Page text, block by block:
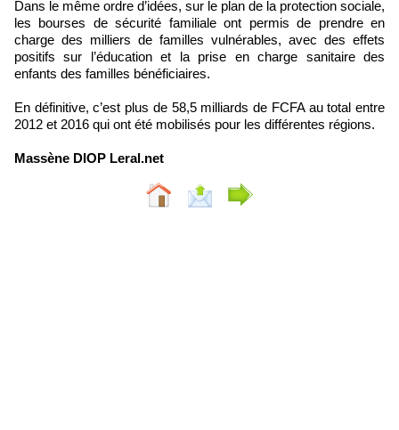
Dans le même ordre d’idées, sur le plan de la protection sociale,
les bourses de sécurité familiale ont permis de prendre en
charge des milliers de familles vulnérables, avec des effets
positifs sur l’éducation et la prise en charge sanitaire des
enfants des familles bénéficiaires.
En définitive, c’est plus de 58,5 milliards de FCFA au total entre
2012 et 2016 qui ont été mobilisés pour les différentes régions.
Massène DIOP Leral.net